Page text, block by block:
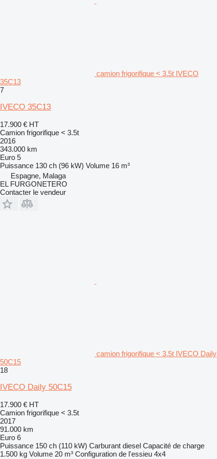
camion frigorifique < 3.5t IVECO
35C13
7
IVECO 35C13
17.900 € HT
Camion frigorifique < 3.5t
2016
343.000 km
Euro 5
Puissance 130 ch (96 kW) Volume 16 m³
Espagne, Malaga
EL FURGONETERO
Contacter le vendeur
camion frigorifique < 3.5t IVECO Daily
50C15
18
IVECO Daily 50C15
17.900 € HT
Camion frigorifique < 3.5t
2017
91.000 km
Euro 6
Puissance 150 ch (110 kW) Carburant diesel Capacité de charge
1.500 kg Volume 20 m³ Configuration de l'essieu 4x4